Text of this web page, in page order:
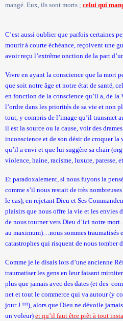
mangé. Eux, ils sont morts ; celui qui
C’est aussi oublier que parfois certaines
mourir à courte échéance, reçoivent une
avoir reçu l’extrême onction de la part
Vivre en ayant la conscience que la mort
que soit notre âge et notre état de santé,
en fonction de la conscience qu’il a, de la
l’ordre dans les priorités de sa vie et non
tout, y compris de l’image qu’il transmet
il est la source ou la cause, voir des
inconscience et de son désir de croquer
qu’il a envi et que lui suggère sa chair
violence, haine, racisme, luxure, paresse,
Et paradoxalement, si nous fuyons la
comme s’il nous restait de très
le cas), en rejetant Dieu et Ses
plaisirs que nous offre la vie et les envies
de nous tourner vers Dieu d’ici notre
au maximum)…nous sommes traumatisés
catastrophes qui risquent de nous tomber
Comme je le disais lors d’une ancienne
traumatiser les gens en leur faisant
plus que jamais avec des dates (et des
net et tout le commerce qui va autour (y
jour J !!!), alors que Dieu ne dévoile
un voleur) et qu’il faut être prêt à tout